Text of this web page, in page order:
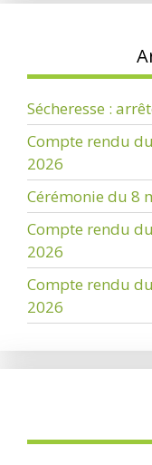
Sécheresse :
Compte rendu
2026
Cérémonie du 8
Compte rendu
2026
Compte rendu
2026